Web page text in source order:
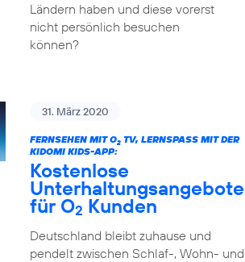
Ländern haben und diese vorerst
nicht persönlich besuchen
können?
31. März 2020
FERNSEHEN MIT O2TV, LERNSPASS MIT DER K
IDOMI KIDS-APP:
Kostenlose
Unterhaltungsangebote
für O2 Kunden
Deutschland bleibt zuhause und
pendelt zwischen Schlaf-, Wohn- und